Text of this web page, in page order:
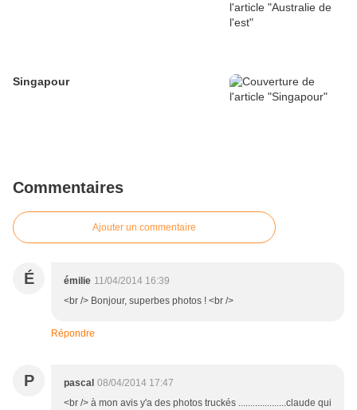
Singapour
Commentaires
Ajouter un commentaire
É émilie 11/04/2014 16:39
<br /> Bonjour, superbes photos ! <br />
Répondre
P pascal 08/04/2014 17:47
<br /> à mon avis y'a des photos truckés ....................claude qui